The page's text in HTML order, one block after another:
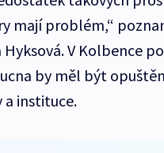
mají problém,“
Hyksová. V Kolbence
by měl být
instituce.